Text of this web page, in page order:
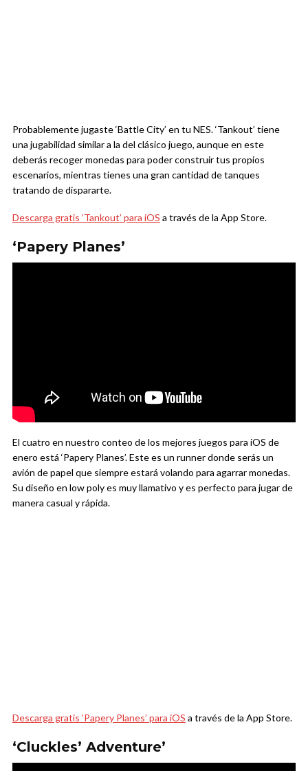
Probablemente jugaste ‘Battle City’ en tu NES. ‘Tankout’ tiene
una jugabilidad similar a la del clásico juego, aunque en este
deberás recoger monedas para poder construir tus propios
escenarios, mientras tienes una gran cantidad de tanques
tratando de dispararte.
Descarga gratis ‘Tankout’ para iOS a través de la App Store.
‘Papery Planes’
El cuatro en nuestro conteo de los mejores juegos para iOS de
enero está ‘Papery Planes’. Este es un runner donde serás un
avión de papel que siempre estará volando para agarrar monedas.
Su diseño en low poly es muy llamativo y es perfecto para jugar de
manera casual y rápida.
Descarga gratis ‘Papery Planes’ para iOS a través de la App Store.
‘Cluckles’ Adventure’